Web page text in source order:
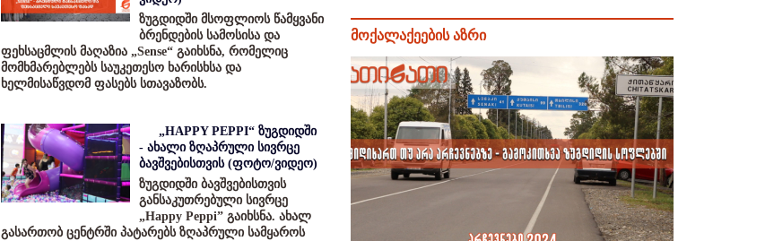
ზუგდიდში მსოფლიოს წამყვანი
ბრენდების სამოსისა და
ფეხსაცმლის მაღაზია „Sense“ გაიხსნა, რომელიც
მომხმარებლებს საუკეთესო ხარისხსა და
ხელმისაწვდომ ფასებს სთავაზობს.
„HAPPY PEPPI“ ზუგდიდში
- ახალი ზღაპრული სივრცე
ბავშვებისთვის (ფოტო/ვიდეო)
ზუგდიდში ბავშვებისთვის
განსაკუთრებული სივრცე
„Happy Peppi” გაიხსნა. ახალ
გასართობ ცენტრში პატარებს ზღაპრული სამყაროს
მოქალაქეების აზრი